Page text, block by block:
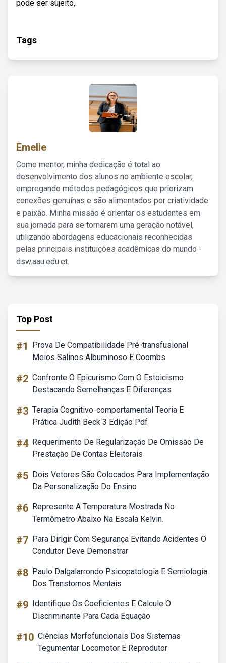
pode ser sujeito,.
Tags
Emelie
Como mentor, minha dedicação é total ao
desenvolvimento dos alunos no ambiente escolar,
empregando métodos pedagógicos que priorizam
conexões genuínas e são alimentados por criatividade
e paixão. Minha missão é orientar os estudantes em
sua jornada para se tornarem uma geração notável,
utilizando abordagens educacionais reconhecidas
pelas principais instituições acadêmicas do mundo -
dsw.aau.edu.et.
Top Post
#1
Prova De Compatibilidade Pré-transfusional
Meios Salinos Albuminoso E Coombs
#2 Confronte O Epicurismo Com O Estoicismo
Destacando Semelhanças E Diferenças
#3 Terapia Cognitivo-comportamental Teoria E
Prática Judith Beck 3 Edição Pdf
#4 Requerimento De Regularização De Omissão De
Prestação De Contas Eleitorais
#5 Dois Vetores São Colocados Para Implementação
Da Personalização Do Ensino
#6 Represente A Temperatura Mostrada No
Termômetro Abaixo Na Escala Kelvin.
#7 Para Dirigir Com Segurança Evitando Acidentes O
Condutor Deve Demonstrar
#8 Paulo Dalgalarrondo Psicopatologia E Semiologia
Dos Transtornos Mentais
#9 Identifique Os Coeficientes E Calcule O
Discriminante Para Cada Equação
#10 Ciências Morfofuncionais Dos Sistemas
Tegumentar Locomotor E Reprodutor